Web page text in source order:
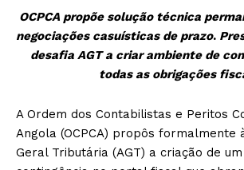
OCPCA propõe solução técnica
negociações casuísticas de prazo.
desafia AGT a criar ambiente de
todas as obrigações
A Ordem dos Contabilistas e Peritos
Angola (OCPCA) propôs formalmente
Geral Tributária (AGT) a criação de